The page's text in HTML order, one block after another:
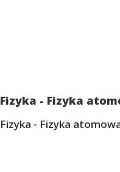
Fizyka - Fizyka
Fizyka - Fizyka